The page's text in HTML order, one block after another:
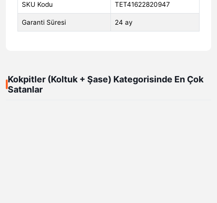
SKU Kodu TET41622820947
Garanti Süresi 24 ay
Kokpitler (Koltuk + Şase) Kategorisinde En Çok
Satanlar